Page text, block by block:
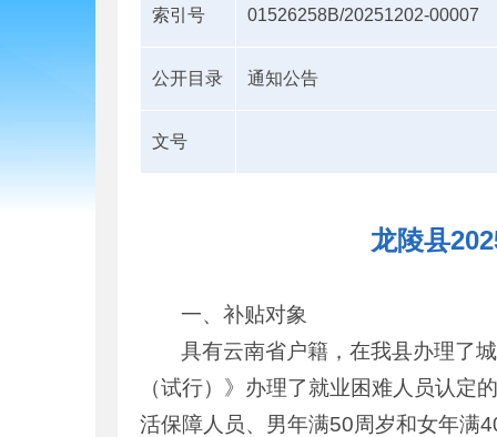
索引号 01526258B/20251202-00007
公开目录 通知公告
文号
龙陵县
一、补贴对象
具有云南省户籍，在我县办理了
（试行）》办理了就业困难人员认定的
活保障人员、男年满50周岁和女年满